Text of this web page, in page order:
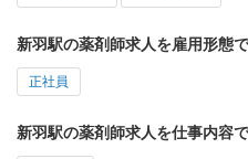
新羽駅の薬剤師求人を雇用形態
正社員
新羽駅の薬剤師求人を仕事内容